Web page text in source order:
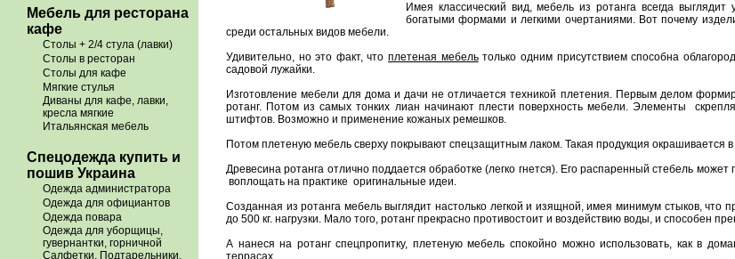
Мебель для ресторана
кафе
Столы + 2/4 стула (лавки)
Столы в ресторан
Столы для кафе
Мягкие стулья
Диваны для кафе, лавки,
кресла мягкие
Итальянская мебель
Спецодежда купить и
пошив Украина
Одежда администратора
Одежда для официантов
Одежда повара
Одежда для уборщицы,
гувернантки, горничной
Салфетки, Подтарельники,
Имея классический вид, мебель из ротанга всегда
богатыми формами и легкими очертаниями. Вот почему
среди остальных видов мебели.
Удивительно, но это факт, чтоплетеная мебельтолько одним присутствием способна
садовой лужайки.
Изготовление мебели для дома и дачи не отличается техникой плетения. Первым делом
ротанг. Потом из самых тонких лиан начинают плести поверхность мебели. Элементы
штифтов. Возможно и применение кожаных ремешков.
Потом плетеную мебель сверху покрывают спецзащитным лаком. Такая продукция окрашивается
Древесина ротанга отлично поддается обработке (легко гнется). Его распаренный стебель
воплощать на практике оригинальные идеи.
Созданная из ротанга мебель выглядит настолько легкой и изящной, имея минимум стыков, что
до 500 кг. нагрузки. Мало того, ротанг прекрасно противостоит и воздействию воды, и способен
А нанеся на ротанг спецпропитку, плетеную мебель спокойно можно использовать, как в
террасах.